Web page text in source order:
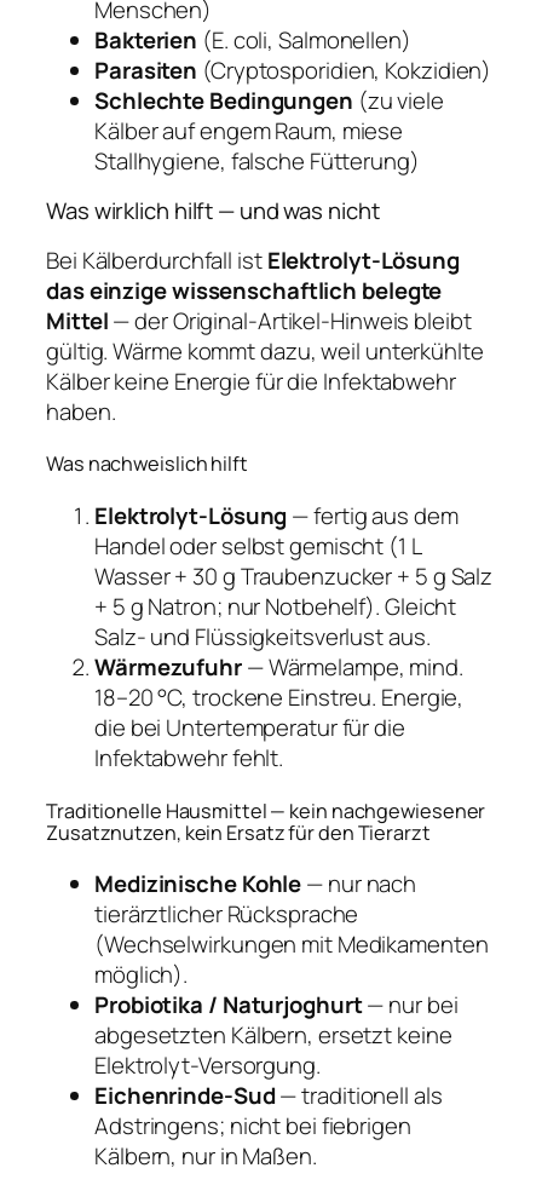
Menschen)
Bakterien (E. coli, Salmonellen)
Parasiten (Cryptosporidien, Kokzidien)
Schlechte Bedingungen (zu viele
Kälber auf engem Raum, miese
Stallhygiene, falsche Fütterung)
Was wirklich hilft — und was nicht
Bei Kälberdurchfall istElektrolyt-Lösung
das einzige wissenschaftlich belegte
Mittel— der Original-Artikel-Hinweis bleibt
gültig. Wärme kommt dazu, weil unterkühlte
Kälber keine Energie für die Infektabwehr
haben.
Was nachweislich hilft
Elektrolyt-Lösung — fertig aus dem
Handel oder selbst gemischt (1 L
Wasser + 30 g Traubenzucker + 5 g Salz
+ 5 g Natron; nur Notbehelf). Gleicht
Salz- und Flüssigkeitsverlust aus.
Wärmezufuhr— Wärmelampe, mind.
18–20 °C, trockene Einstreu. Energie,
die bei Untertemperatur für die
Infektabwehr fehlt.
Traditionelle Hausmittel — kein nachgewiesener
Zusatznutzen, kein Ersatz für den Tierarzt
Medizinische Kohle— nur nach
tierärztlicher Rücksprache
(Wechselwirkungen mit Medikamenten
möglich).
Probiotika / Naturjoghurt— nur bei
abgesetzten Kälbern, ersetzt keine
Elektrolyt-Versorgung.
Eichenrinde-Sud— traditionell als
Adstringens; nicht bei fiebrigen
Kälbern, nur in Maßen.